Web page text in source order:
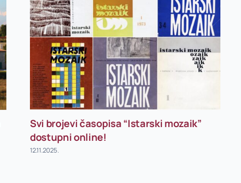
Svi brojevi časopisa “Istarski mozaik”
dostupni online!
12.11.2025.